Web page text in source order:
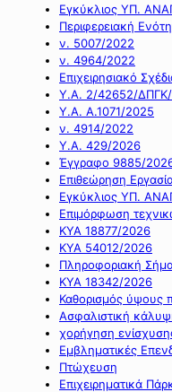
Εγκύκλιος ΥΠ.
Περιφερειακή
ν. 5007/2022
ν. 4964/2022
Επιχειρησιακό
Υ.Α. 2/42652/
Υ.Α. Α.1071/2025
ν. 4914/2022
Υ.Α. 429/2026
Έγγραφο 9885/
Επιθεώρηση
Εγκύκλιος ΥΠ.
Επιμόρφωση
ΚΥΑ 18877/2026
ΚΥΑ 54012/2026
Πληροφοριακή
ΚΥΑ 18342/2026
Καθορισμός ύψους
Ασφαλιστική
χορήγηση
Εμβληματικές
Πτώχευση
Επιχειρηματικά